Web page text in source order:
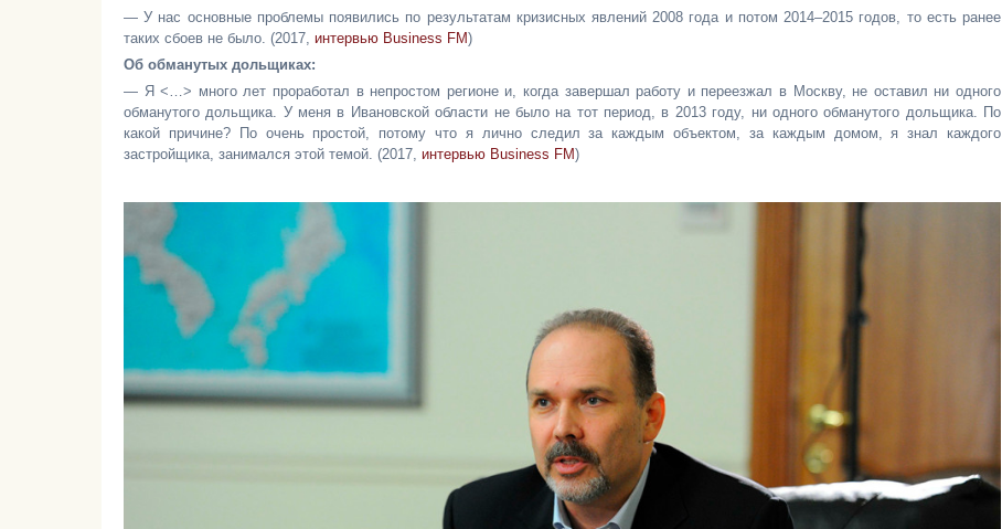
— У нас основные проблемы появились по результатам кризисных явлений 2008 года и потом 2014–2015 годов, то есть ранее
таких сбоев не было. (2017, интервью Business FM)
Об обманутых дольщиках:
— Я <…> много лет проработал в непростом регионе и, когда завершал работу и переезжал в Москву, не оставил ни одного
обманутого дольщика. У меня в Ивановской области не было на тот период, в 2013 году, ни одного обманутого дольщика. По
какой причине? По очень простой, потому что я лично следил за каждым объектом, за каждым домом, я знал каждого
застройщика, занимался этой темой. (2017, интервью Business FM)